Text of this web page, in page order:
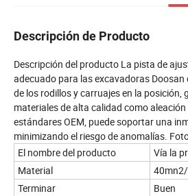
Descripción de Producto
Descripción del producto La pista de
adecuado para las excavadoras Doosan
de los rodillos y carruajes en la
materiales de alta calidad como
estándares OEM, puede soportar una
minimizando el riesgo de anomalías.
El nombre del producto
Vía la
Material
Terminar
Buen